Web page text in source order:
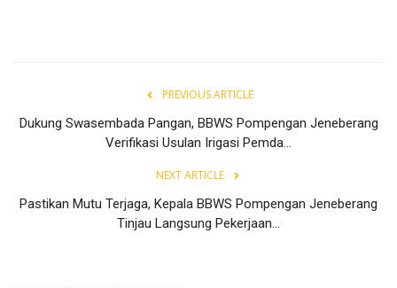
PREVIOUS ARTICLE
Dukung Swasembada Pangan, BBWS Pompengan Jeneberang
Verifikasi Usulan Irigasi Pemda...
NEXT ARTICLE
Pastikan Mutu Terjaga, Kepala BBWS Pompengan Jeneberang
Tinjau Langsung Pekerjaan...